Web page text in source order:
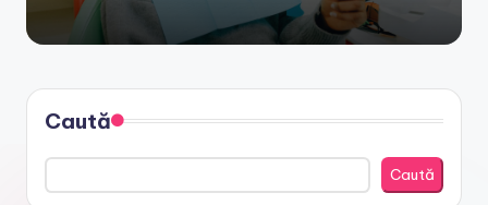
Caută
Caută